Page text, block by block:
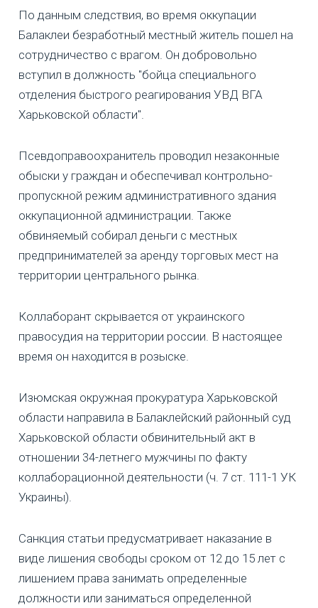
По данным следствия, во время оккупации
Балаклеи безработный местный житель пошел на
сотрудничество с врагом. Он добровольно
вступил в должность "бойца специального
отделения быстрого реагирования УВД ВГА
Харьковской области".
Псевдоправоохранитель проводил незаконные
обыски у граждан и обеспечивал контрольно-
пропускной режим административного здания
оккупационной администрации. Также
обвиняемый собирал деньги с местных
предпринимателей за аренду торговых мест на
территории центрального рынка.
Коллаборант скрывается от украинского
правосудия на территории россии. В настоящее
время он находится в розыске.
Изюмская окружная прокуратура Харьковской
области направила в Балаклейский районный суд
Харьковской области обвинительный акт в
отношении 34-летнего мужчины по факту
коллаборационной деятельности (ч. 7 ст. 111-1 УК
Украины).
Санкция статьи предусматривает наказание в
виде лишения свободы сроком от 12 до 15 лет с
лишением права занимать определенные
должности или заниматься определенной